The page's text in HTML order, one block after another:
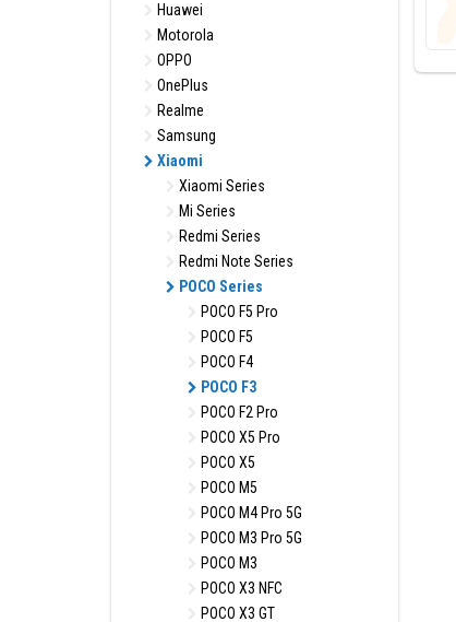
Huawei
Motorola
OPPO
OnePlus
Realme
Samsung
Xiaomi
Xiaomi Series
Mi Series
Redmi Series
Redmi Note Series
POCO Series
POCO F5 Pro
POCO F5
POCO F4
POCO F3
POCO F2 Pro
POCO X5 Pro
POCO X5
POCO M5
POCO M4 Pro 5G
POCO M3 Pro 5G
POCO M3
POCO X3 NFC
POCO X3 GT